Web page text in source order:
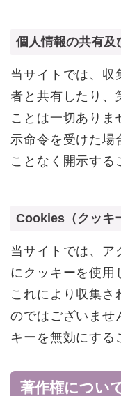
個人情報の共有及
当サイトでは、収
者と共有したり、
ことは一切ありま
示命令を受けた場
ことなく開示する
Cookies（クッキ
当サイトでは、ア
にクッキーを使用
これにより収集さ
のではございませ
キーを無効にする
著作権につい